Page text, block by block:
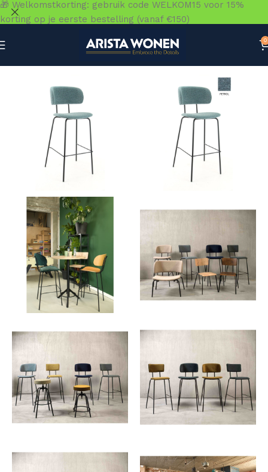
0
🎁 Welkomstkorting: gebruik code WELKOM15 voor 15%
korting op je eerste bestelling (vanaf €150)